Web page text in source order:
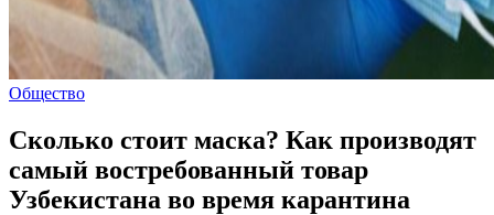
Общество
Сколько стоит маска? Как производят
самый востребованный товар
Узбекистана во время карантина